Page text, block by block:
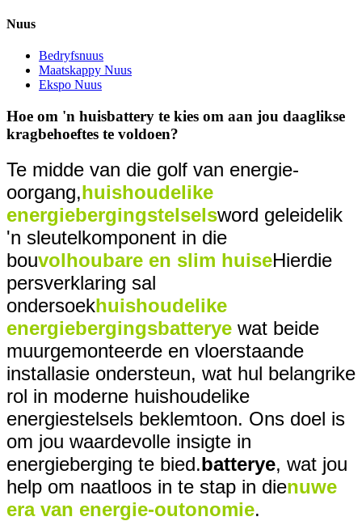
Nuus
Bedryfsnuus
Maatskappy Nuus
Ekspo Nuus
Hoe om 'n huisbattery te kies om aan jou daaglikse
kragbehoeftes te voldoen?
Te midde van die golf van energie-
oorgang,huishoudelike
energiebergingstelselsword geleidelik
'n sleutelkomponent in die
bouvolhoubare en slim huiseHierdie
persverklaring sal
ondersoekhuishoudelike
energiebergingsbatterye wat beide
muurgemonteerde en vloerstaande
installasie ondersteun, wat hul belangrike
rol in moderne huishoudelike
energiestelsels beklemtoon. Ons doel is
om jou waardevolle insigte in
energieberging te bied.batterye, wat jou
help om naatloos in te stap in dienuwe
era van energie-outonomie.